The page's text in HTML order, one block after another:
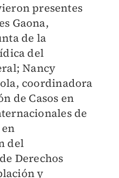
presentes
Gaona,
de la
del
Nancy
coordinadora
de Casos en
de
del
Derechos
y